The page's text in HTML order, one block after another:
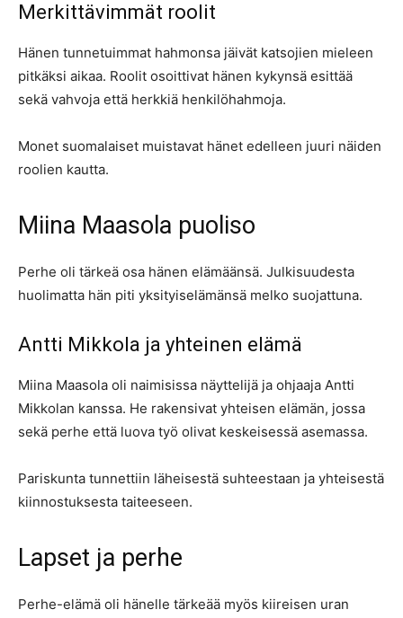
Merkittävimmät roolit
Hänen tunnetuimmat hahmonsa jäivät katsojien mieleen
pitkäksi aikaa. Roolit osoittivat hänen kykynsä esittää
sekä vahvoja että herkkiä henkilöhahmoja.
Monet suomalaiset muistavat hänet edelleen juuri näiden
roolien kautta.
Miina Maasola puoliso
Perhe oli tärkeä osa hänen elämäänsä. Julkisuudesta
huolimatta hän piti yksityiselämänsä melko suojattuna.
Antti Mikkola ja yhteinen elämä
Miina Maasola oli naimisissa näyttelijä ja ohjaaja Antti
Mikkolan kanssa. He rakensivat yhteisen elämän, jossa
sekä perhe että luova työ olivat keskeisessä asemassa.
Pariskunta tunnettiin läheisestä suhteestaan ja yhteisestä
kiinnostuksesta taiteeseen.
Lapset ja perhe
Perhe-elämä oli hänelle tärkeää myös kiireisen uran